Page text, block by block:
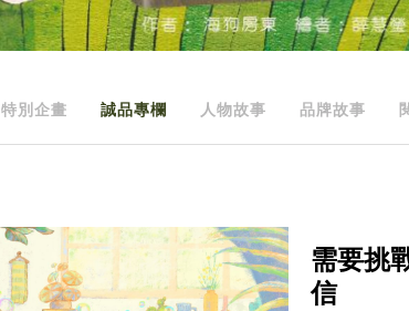
特別企畫 誠品專欄 人物故事 品牌故事
需要挑
信